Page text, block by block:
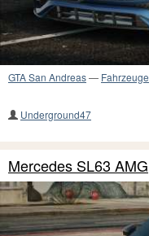
GTA San Andreas— Fahrzeuge
Underground47
Mercedes SL63 AMG